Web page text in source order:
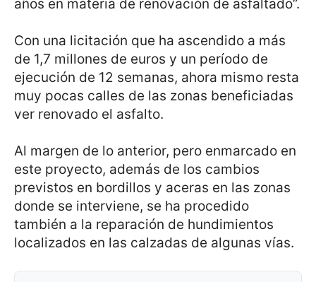
años en materia de renovación de asfaltado”.
Con una licitación que ha ascendido a más
de 1,7 millones de euros y un período de
ejecución de 12 semanas, ahora mismo resta
muy pocas calles de las zonas beneficiadas
ver renovado el asfalto.
Al margen de lo anterior, pero enmarcado en
este proyecto, además de los cambios
previstos en bordillos y aceras en las zonas
donde se interviene, se ha procedido
también a la reparación de hundimientos
localizados en las calzadas de algunas vías.